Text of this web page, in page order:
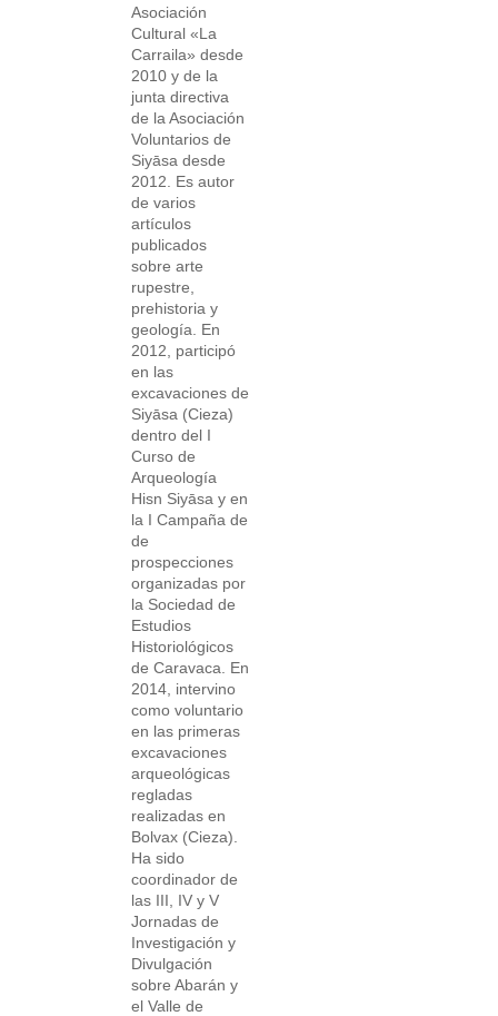
Asociación
Cultural «La
Carraila» desde
2010 y de la
junta directiva
de la Asociación
Voluntarios de
Siyāsa desde
2012. Es autor
de varios
artículos
publicados
sobre arte
rupestre,
prehistoria y
geología. En
2012, participó
en las
excavaciones de
Siyāsa (Cieza)
dentro del I
Curso de
Arqueología
Hisn Siyāsa y en
la I Campaña de
de
prospecciones
organizadas por
la Sociedad de
Estudios
Historiológicos
de Caravaca. En
2014, intervino
como voluntario
en las primeras
excavaciones
arqueológicas
regladas
realizadas en
Bolvax (Cieza).
Ha sido
coordinador de
las III, IV y V
Jornadas de
Investigación y
Divulgación
sobre Abarán y
el Valle de